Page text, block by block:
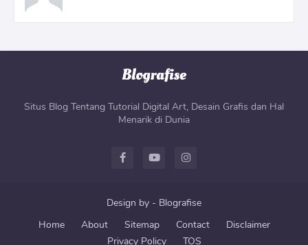
Situs Blog Tentang Tutorial Digital Art, Desain Grafis dan Hal
Menarik di Dunia
Design by - Blografise
Home
About Sitemap Contact
Disclaimer
Privacy Policy
TOS